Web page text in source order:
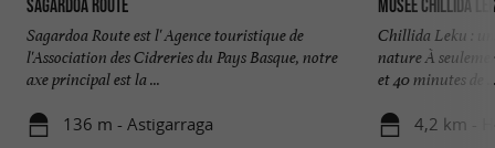
Sagardoa Route
Sagardoa Route est l' Agence touristique de
l'Association des Cidreries du Pays Basque, notre
axe principal est la ...
136 m - Astigarraga
Musée Chillida
Chillida Leku :
nature À
et 40 minutes de
4,2 km -